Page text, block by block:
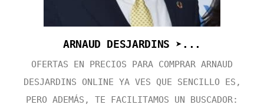
ARNAUD DESJARDINS ➤...
OFERTAS EN PRECIOS PARA COMPRAR ARNAUD
DESJARDINS ONLINE YA VES QUE SENCILLO ES,
PERO ADEMÁS, TE FACILITAMOS UN BUSCADOR: